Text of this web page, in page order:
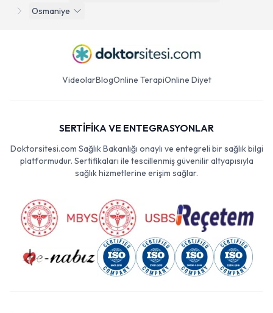
Osmaniye
VideolarBlogOnline TerapiOnline Diyet
SERTİFİKA VE ENTEGRASYONLAR
Doktorsitesi.com Sağlık Bakanlığı onaylı ve entegreli bir sağlık bilgi
platformudur. Sertifikaları ile tescillenmiş güvenilir altyapısıyla
sağlık hizmetlerine erişim sağlar.